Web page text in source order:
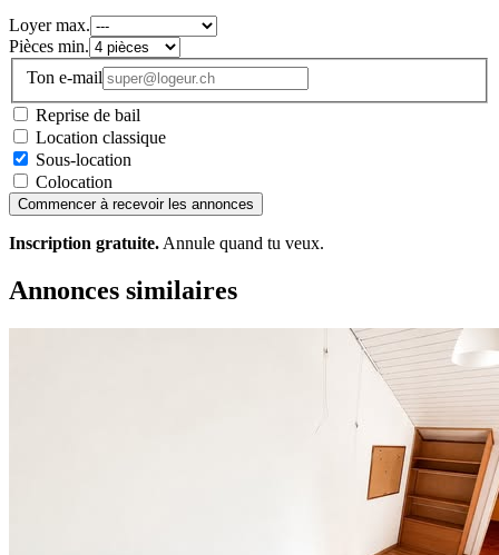
Loyer max.
Pièces min.
Ton e-mail
Reprise de bail
Location classique
Sous-location
Colocation
Commencer à recevoir les annonces
Inscription gratuite. Annule quand tu veux.
Annonces similaires